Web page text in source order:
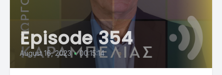
Episode 354
August 16, 2023 • 00:15:14